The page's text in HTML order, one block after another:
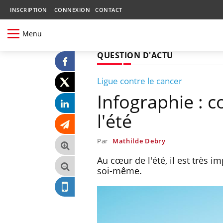
INSCRIPTION CONNEXION CONTACT
Menu
QUESTION D'ACTU
Ligue contre le cancer
Infographie :
l'été
Par Mathilde Debry
Au cœur de l'été, il est très
soi-même.